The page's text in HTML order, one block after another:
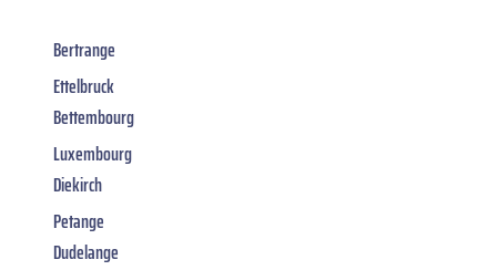
Bertrange
Ettelbruck
Bettembourg
Luxembourg
Diekirch
Petange
Dudelange